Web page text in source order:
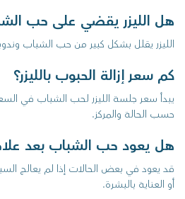
هل الليزر يقضي على حب
الليزر يقلل بشكل كبير من حب الشباب
كم سعر إزالة الحبوب بالليزر؟
حسب الحالة والمركز.
هل يعود حب الشباب بعد
قد يعود في بعض الحالات إذا لم يعالج
أو العناية بالبشرة.